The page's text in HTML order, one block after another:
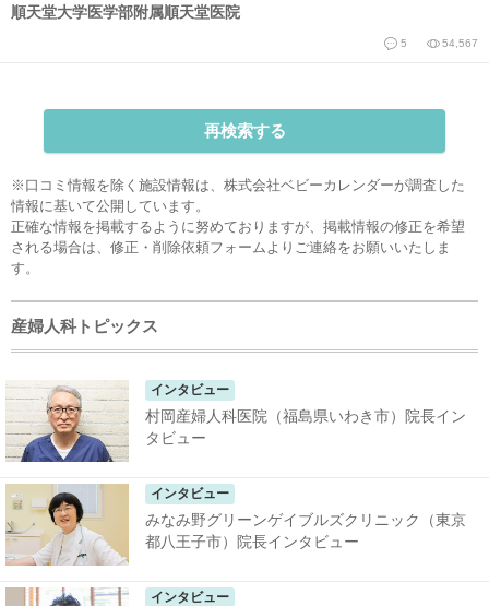
順天堂大学医学部附属順天堂医院
5 54,567
再検索する
※口コミ情報を除く施設情報は、株式会社ベビーカレンダーが調査した
情報に基いて公開しています。
正確な情報を掲載するように努めておりますが、掲載情報の修正を希望
される場合は、 修正・削除依頼フォーム よりご連絡をお願いいたしま
す。
産婦人科トピックス
インタビュー
村岡産婦人科医院（福島県いわき市）院長イン
タビュー
インタビュー
みなみ野グリーンゲイブルズクリニック（東京
都八王子市）院長インタビュー
インタビュー